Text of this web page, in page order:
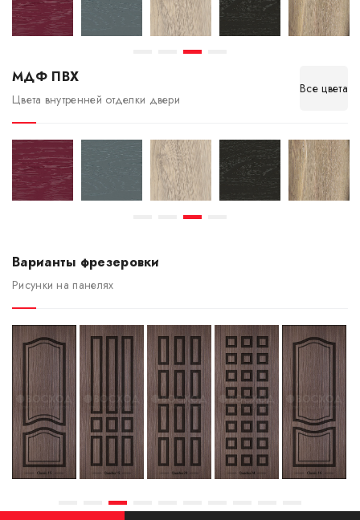
МДФ ПВХ
Цвета внутренней отделки двери
Все цвета
Варианты фрезеровки
Рисунки на панелях